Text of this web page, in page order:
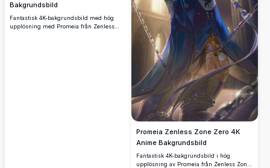
Bakgrundsbild
Fantastisk 4K-bakgrundsbild med hög
upplösning med Promeia från Zenless
Promeia Zenless Zone Zero 4K
Anime Bakgrundsbild
Fantastisk 4K-bakgrundsbild i hög
upplösning av Promeia från Zenless Zone